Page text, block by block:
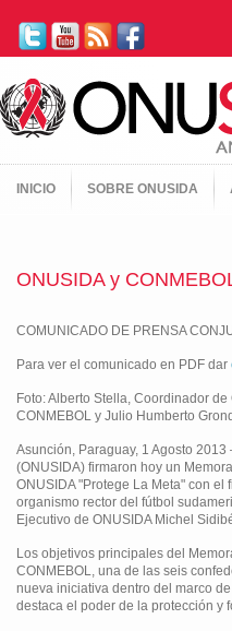
INICIO SOBRE ONUSIDA
ONUSIDA y
COMUNICADO DE PRENSA
Para ver el comunicado en PDF dar
Foto: Alberto Stella, Coordinador
CONMEBOL y Julio Humberto
Asunción, Paraguay, 1 Agosto
(ONUSIDA) firmaron hoy un
ONUSIDA "Protege La Meta" con
organismo rector del fútbol
Ejecutivo de ONUSIDA Michel
Los objetivos principales del
CONMEBOL, una de las seis
nueva iniciativa dentro del marco
destaca el poder de la protección y